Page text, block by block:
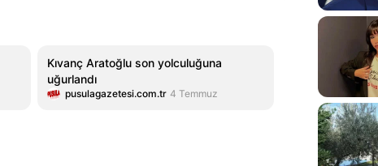
Kıvanç Aratoğlu son yolculuğuna
uğurlandı
pusulagazetesi.com.tr 4 Temmuz